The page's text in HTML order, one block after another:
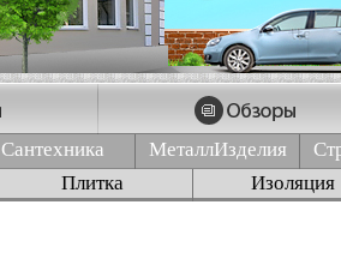
Сантехника МеталлИзделия
Плитка Изоляция